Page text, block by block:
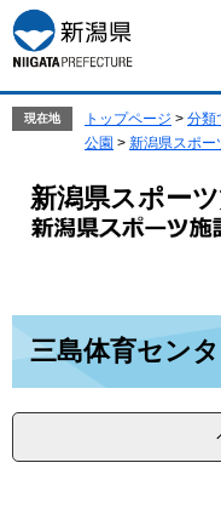
ー
ジ
の
す。
ニ
ュ
ー
現在地 トップページ > 分類
公園 > 新潟県スポー
新潟県スポー
三島体育セン